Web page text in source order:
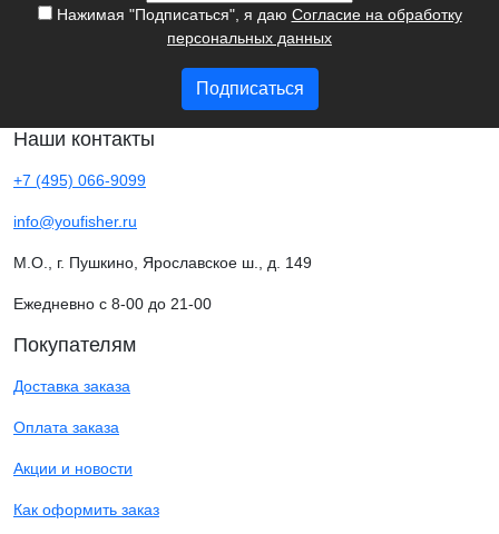
Нажимая "Подписаться", я даю Согласие на обработку
персональных данных
Подписаться
Наши контакты
+7 (495) 066-9099
info@youfisher.ru
М.О., г. Пушкино, Ярославское ш., д. 149
Ежедневно с 8-00 до 21-00
Покупателям
Доставка заказа
Оплата заказа
Акции и новости
Как оформить заказ